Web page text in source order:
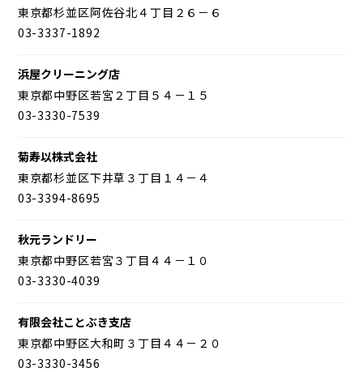
東京都杉並区阿佐谷北４丁目２６－６
03-3337-1892
浜屋クリーニング店
東京都中野区若宮２丁目５４－１５
03-3330-7539
菊寿以株式会社
東京都杉並区下井草３丁目１４－４
03-3394-8695
秋元ランドリー
東京都中野区若宮３丁目４４－１０
03-3330-4039
有限会社ことぶき支店
東京都中野区大和町３丁目４４－２０
03-3330-3456